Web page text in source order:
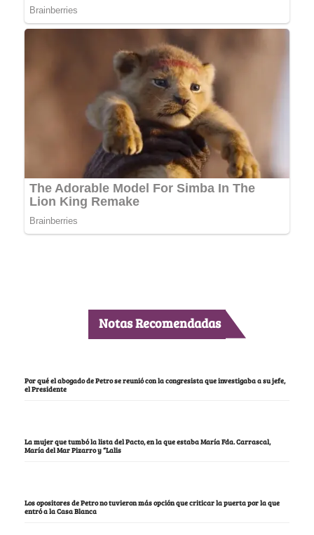
Notas Recomendadas
Por qué el abogado de Petro se reunió con la congresista que investigaba a su jefe,
el Presidente
La mujer que tumbó la lista del Pacto, en la que estaba María Fda. Carrascal,
María del Mar Pizarro y “Lalis
Los opositores de Petro no tuvieron más opción que criticar la puerta por la que
entró a la Casa Blanca